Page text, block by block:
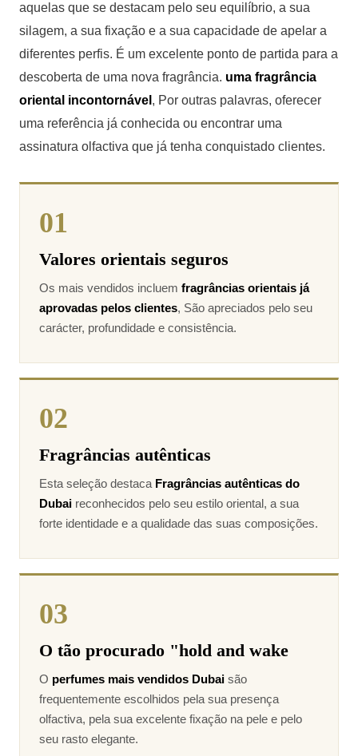
aquelas que se destacam pelo seu equilíbrio, a sua
silagem, a sua fixação e a sua capacidade de apelar a
diferentes perfis. É um excelente ponto de partida para a
descoberta de uma nova fragrância. uma fragrância
oriental incontornável , Por outras palavras, oferecer
uma referência já conhecida ou encontrar uma
assinatura olfactiva que já tenha conquistado clientes.
01
Valores orientais seguros
Os mais vendidos incluem fragrâncias orientais já
aprovadas pelos clientes, São apreciados pelo seu
carácter, profundidade e consistência.
02
Fragrâncias autênticas
Esta seleção destaca Fragrâncias autênticas do
Dubai reconhecidos pelo seu estilo oriental, a sua
forte identidade e a qualidade das suas composições.
03
O tão procurado "hold and wake
O perfumes mais vendidos Dubai são
frequentemente escolhidos pela sua presença
olfactiva, pela sua excelente fixação na pele e pelo
seu rasto elegante.